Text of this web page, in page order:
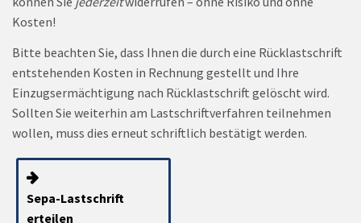
Kosten!
Bitte beachten Sie, dass Ihnen die durch eine Rücklastschrift
entstehenden Kosten in Rechnung gestellt und Ihre
Einzugsermächtigung nach Rücklastschrift gelöscht wird.
Sollten Sie weiterhin am Lastschriftverfahren teilnehmen
wollen, muss dies erneut schriftlich bestätigt werden.
Sepa-Lastschrift
erteilen